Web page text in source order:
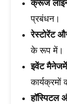
क्रूज
प्रबंधन।
रेस्टोरेंट
के रूप में।
इवेंट
हॉस्पिटल